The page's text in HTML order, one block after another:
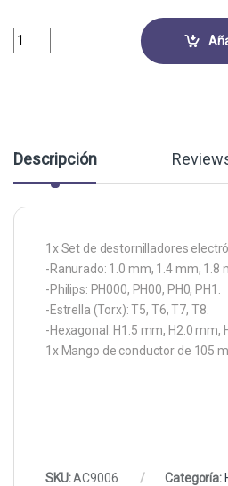
SET DE DESTORNILLADORES 40
Descripción
1x Set de destornilladores
-Ranurado: 1.0 mm, 1.4 mm, 1.8
-Philips: PH000, PH00, PH0, PH1.
-Estrella (Torx): T5, T6, T7, T8.
-Hexagonal: H1.5 mm, H2.0 mm,
1x Mango de conductor de 105
SKU:AC9006 Categoría: